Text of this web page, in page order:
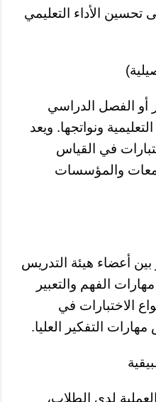
تحسين الأداء التعليمي
أو الفصل الدراسي
ونواتجها. ويعد
في القياس
والمؤسسات
أعضاء هيئة التدريس
الفهم والتعبير
الاختبارات في
التفكير العليا.
لدى الطلاب،